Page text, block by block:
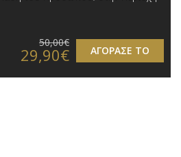
ΑΓΟΡΑΣΕ ΤΟ
50,00€
29,90€